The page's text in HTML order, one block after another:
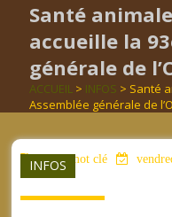
Santé
accueille la
générale de
ACCUEIL > INFOS > Santé
Assemblée générale de
INFOS
aucun mot clé